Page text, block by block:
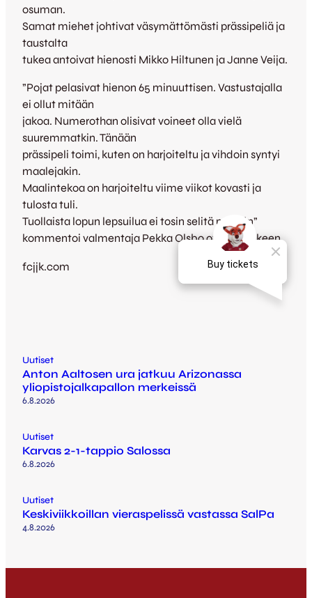
osuman.
Samat miehet johtivat väsymättömästi prässipeliä ja
taustalta
tukea antoivat hienosti Mikko Hiltunen ja Janne Veija.
”Pojat pelasivat hienon 65 minuuttisen. Vastustajalla
ei ollut mitään
jakoa. Numerothan olisivat voineet olla vielä
suuremmatkin. Tänään
prässipeli toimi, kuten on harjoiteltu ja vihdoin syntyi
maalejakin.
Maalintekoa on harjoiteltu viime viikot kovasti ja
tulosta tuli.
Tuollaista lopun lepsuilua ei tosin selitä mikään”
kommentoi valmentaja Pekka Olsbo ottelun jälkeen.
fcjjk.com
Uutiset
Anton Aaltosen ura jatkuu Arizonassa
yliopistojalkapallon merkeissä
6.8.2026
Uutiset
Karvas 2-1-tappio Salossa
6.8.2026
Uutiset
Keskiviikkoillan vieraspelissä vastassa SalPa
4.8.2026